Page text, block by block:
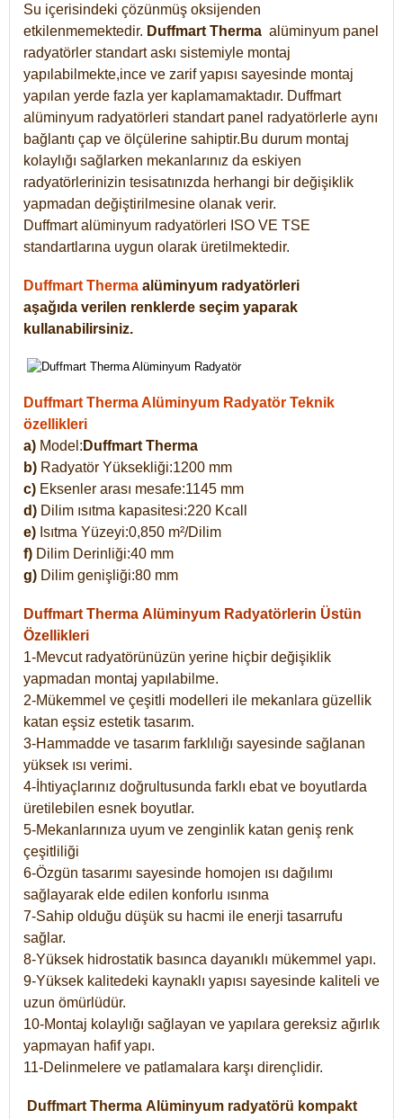
Su içerisindeki çözünmüş oksijenden
etkilenmemektedir. Duffmart Therma alüminyum panel
radyatörler standart askı sistemiyle montaj
yapılabilmekte,ince ve zarif yapısı sayesinde montaj
yapılan yerde fazla yer kaplamamaktadır. Duffmart
alüminyum radyatörleri standart panel radyatörlerle aynı
bağlantı çap ve ölçülerine sahiptir.Bu durum montaj
kolaylığı sağlarken mekanlarınız da eskiyen
radyatörlerinizin tesisatınızda herhangi bir değişiklik
yapmadan değiştirilmesine olanak verir.
Duffmart alüminyum radyatörleri ISO VE TSE
standartlarına uygun olarak üretilmektedir.
Duffmart Therma alüminyum radyatörleri
aşağıda verilen renklerde seçim yaparak
kullanabilirsiniz.
Duffmart Therma Alüminyum Radyatör Teknik
özellikleri
a) Model: Duffmart Therma
b) Radyatör Yüksekliği:1200 mm
c) Eksenler arası mesafe:1145 mm
d) Dilim ısıtma kapasitesi:220 Kcall
e) Isıtma Yüzeyi:0,850 m²/Dilim
f) Dilim Derinliği:40 mm
g) Dilim genişliği:80 mm
Duffmart Therma Alüminyum Radyatörlerin Üstün
Özellikleri
1-Mevcut radyatörünüzün yerine hiçbir değişiklik
yapmadan montaj yapılabilme.
2-Mükemmel ve çeşitli modelleri ile mekanlara güzellik
katan eşsiz estetik tasarım.
3-Hammadde ve tasarım farklılığı sayesinde sağlanan
yüksek ısı verimi.
4-İhtiyaçlarınız doğrultusunda farklı ebat ve boyutlarda
üretilebilen esnek boyutlar.
5-Mekanlarınıza uyum ve zenginlik katan geniş renk
çeşitliliği
6-Özgün tasarımı sayesinde homojen ısı dağılımı
sağlayarak elde edilen konforlu ısınma
7-Sahip olduğu düşük su hacmi ile enerji tasarrufu
sağlar.
8-Yüksek hidrostatik basınca dayanıklı mükemmel yapı.
9-Yüksek kalitedeki kaynaklı yapısı sayesinde kaliteli ve
uzun ömürlüdür.
10-Montaj kolaylığı sağlayan ve yapılara gereksiz ağırlık
yapmayan hafif yapı.
11-Delinmelere ve patlamalara karşı dirençlidir.
Duffmart Therma Alüminyum radyatörü kompakt